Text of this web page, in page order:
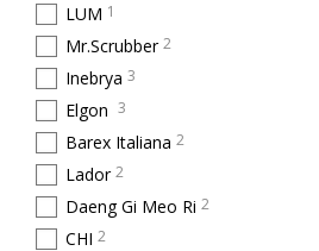
LUM 1
Mr.Scrubber 2
Inebrya 3
Elgon 3
Barex Italiana 2
Lador 2
Daeng Gi Meo Ri 2
CHI 2